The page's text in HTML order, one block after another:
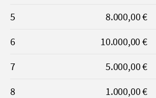
5
8.000,00 €
6
10.000,00 €
7
5.000,00 €
8
1.000,00 €